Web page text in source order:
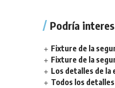
Podría
Fixture de la
Fixture de la
Los detalles de la
Todos los